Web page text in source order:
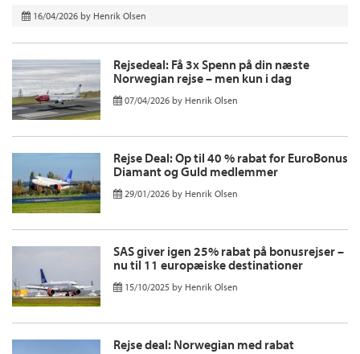
16/04/2026 by Henrik Olsen
Rejsedeal: Få 3x Spenn på din næste
Norwegian rejse – men kun i dag
07/04/2026 by Henrik Olsen
Rejse Deal: Op til 40 % rabat for EuroBonus
Diamant og Guld medlemmer
29/01/2026 by Henrik Olsen
SAS giver igen 25% rabat på bonusrejser –
nu til 11 europæiske destinationer
15/10/2025 by Henrik Olsen
Rejse deal: Norwegian med rabat